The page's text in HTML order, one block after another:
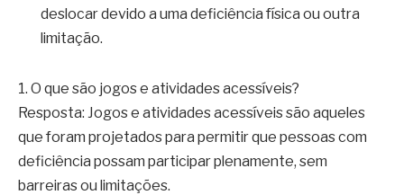
deslocar devido a uma deficiência física ou outra
limitação.
1. O que são jogos e atividades acessíveis?
Resposta: Jogos e atividades acessíveis são aqueles
que foram projetados para permitir que pessoas com
deficiência possam participar plenamente, sem
barreiras ou limitações.